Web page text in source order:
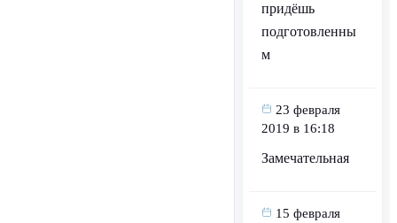
придёшь
подготовленны
м
23 февраля
2019 в 16:18
Замечательная
15 февраля